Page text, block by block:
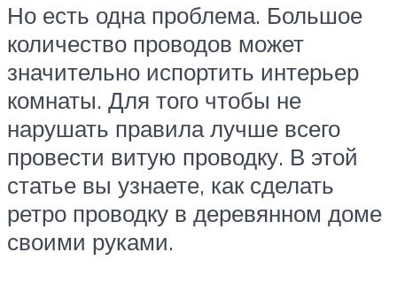
Но есть одна проблема. Большое
количество проводов может
значительно испортить интерьер
комнаты. Для того чтобы не
нарушать правила лучше всего
провести витую проводку. В этой
статье вы узнаете, как сделать
ретро проводку в деревянном доме
своими руками.